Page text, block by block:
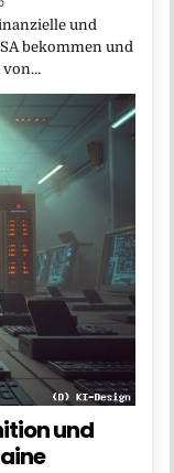
und
bekommen und
von…
und